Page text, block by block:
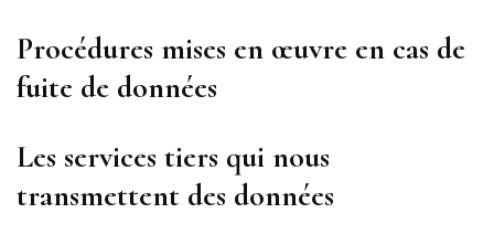
Procédures mises en œuvre en cas de
fuite de données
Les services tiers qui nous
transmettent des données